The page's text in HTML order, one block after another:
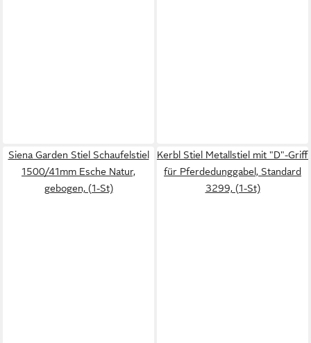
Siena Garden Stiel Schaufelstiel
1500/41mm Esche Natur,
gebogen, (1-St)
Kerbl Stiel Metallstiel mit "D"-Griff
für Pferdedunggabel, Standard
3299, (1-St)